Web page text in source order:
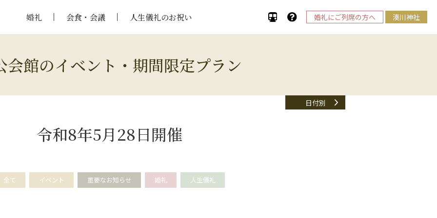
婚礼 会食・会議 人生儀礼のお祝い 婚礼にご列席の方へ 湊川神社
会館のイベント・期間限定プラン
日付別
令和8年5月28日開催
全て イベント 重要なお知らせ 婚礼 人生儀礼